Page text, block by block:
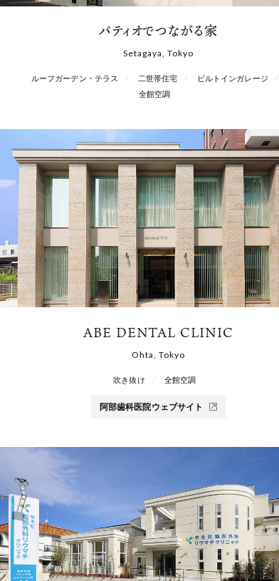
パティオでつながる家
Setagaya, Tokyo
ルーフガーデン・テラス 二世帯住宅
ビルトインガレージ
全館空調
ABE DENTAL CLINIC
Ohta, Tokyo
吹き抜け 全館空調
阿部歯科医院ウェブサイト